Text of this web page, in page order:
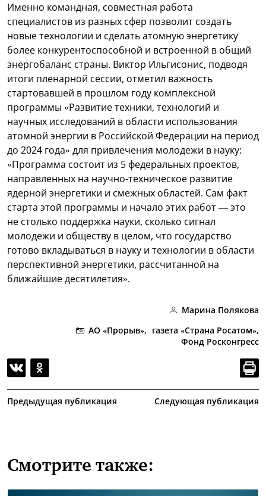
Именно командная, совместная работа
специалистов из разных сфер позволит создать
новые технологии и сделать атомную энергетику
более конкурентоспособной и встроенной в общий
энергобаланс страны. Виктор Ильгисонис, подводя
итоги пленарной сессии, отметил важность
стартовавшей в прошлом году комплексной
программы «Развитие техники, технологий и
научных исследований в области использования
атомной энергии в Российской Федерации на период
до 2024 года» для привлечения молодежи в науку:
«Программа состоит из 5 федеральных проектов,
направленных на научно-техническое развитие
ядерной энергетики и смежных областей. Сам факт
старта этой программы и начало этих работ — это
не столько поддержка науки, сколько сигнал
молодежи и обществу в целом, что государство
готово вкладываться в науку и технологии в области
перспективной энергетики, рассчитанной на
ближайшие десятилетия».
Марина Полякова
АО «Прорыв», газета «Страна Росатом»,
Фонд Росконгресс
Предыдущая публикация Следующая публикация
Смотрите также: